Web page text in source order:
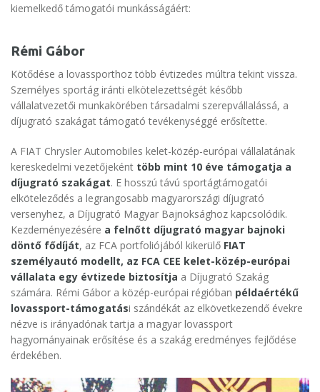
kiemelkedő támogatói munkásságáért:
Rémi Gábor
Kötődése a lovassporthoz több évtizedes múltra tekint vissza.
Személyes sportág iránti elkötelezettségét később
vállalatvezetői munkakörében társadalmi szerepvállalássá, a
díjugrató szakágat támogató tevékenységgé erősítette.
A FIAT Chrysler Automobiles kelet-közép-európai vállalatának
kereskedelmi vezetőjeként több mint 10 éve támogatja a
díjugrató szakágat. E hosszú távú sportágtámogatói
elköteleződés a legrangosabb magyarországi díjugrató
versenyhez, a Díjugrató Magyar Bajnoksághoz kapcsolódik.
Kezdeményezésére a felnőtt díjugrató magyar bajnoki
döntő fődíját, az FCA portfoliójából kikerülő FIAT
személyautó modellt, az FCA CEE kelet-közép-európai
vállalata egy évtizede biztosítja a Díjugrató Szakág
számára. Rémi Gábor a közép-európai régióban példaértékű
lovassport-támogatási szándékát az elkövetkezendő évekre
nézve is irányadónak tartja a magyar lovassport
hagyományainak erősítése és a szakág eredményes fejlődése
érdekében.